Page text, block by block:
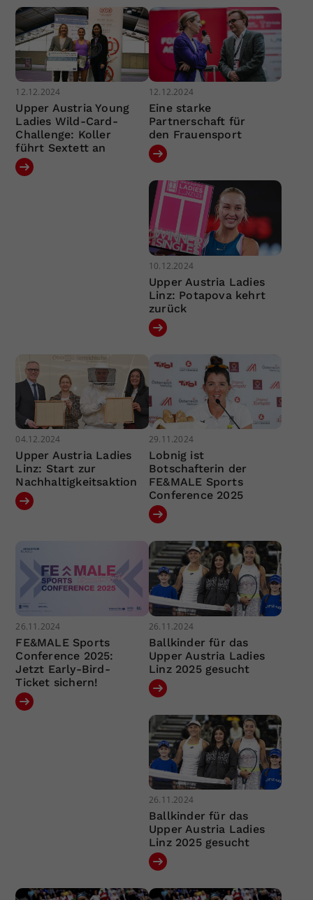
12.12.2024
Upper Austria Young
Ladies Wild-Card-
Challenge: Koller
führt Sextett an
12.12.2024
Eine starke
Partnerschaft für
den Frauensport
10.12.2024
Upper Austria Ladies
Linz: Potapova kehrt
zurück
04.12.2024
Upper Austria Ladies
Linz: Start zur
Nachhaltigkeitsaktion
29.11.2024
Lobnig ist
Botschafterin der
FE&MALE Sports
Conference 2025
26.11.2024
FE&MALE Sports
Conference 2025:
Jetzt Early-Bird-
Ticket sichern!
26.11.2024
Ballkinder für das
Upper Austria Ladies
Linz 2025 gesucht
26.11.2024
Ballkinder für das
Upper Austria Ladies
Linz 2025 gesucht